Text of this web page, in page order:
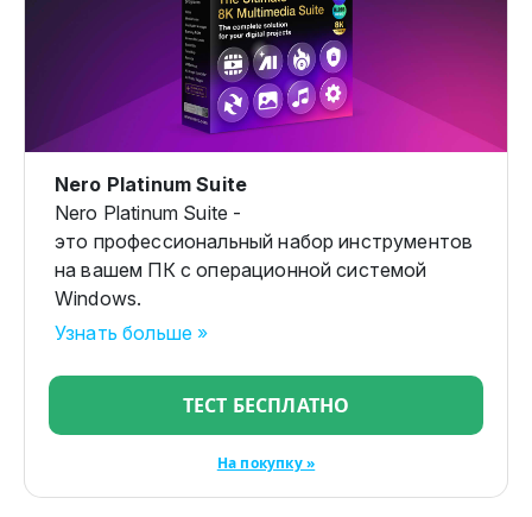
Nero Platinum Suite
Nero Platinum Suite -
это профессиональный набор инструментов
на вашем ПК с операционной системой
Windows.
Узнать больше »
ТЕСТ БЕСПЛАТНО
На покупку »